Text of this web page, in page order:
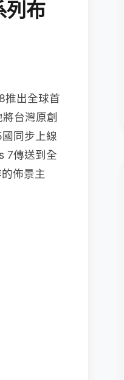
列布
推出全球首
台灣原創
同步上線
7傳送到全
佈景主